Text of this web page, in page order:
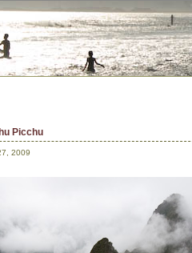
Picchu
2009